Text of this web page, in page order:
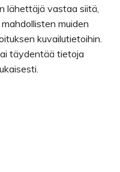
lähettäjä vastaa siitä,
muiden
kuvailutietoihin.
täydentää tietoja